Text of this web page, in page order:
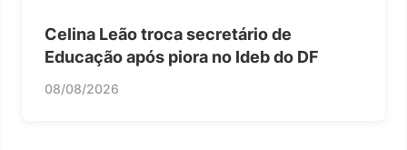
Celina Leão troca secretário de
Educação após piora no Ideb do DF
08/08/2026